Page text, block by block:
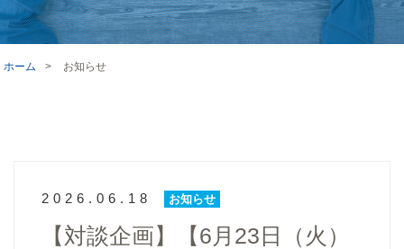
ホーム > お知らせ
2026.06.18 お知らせ
【対談企画】【6月23日（火）